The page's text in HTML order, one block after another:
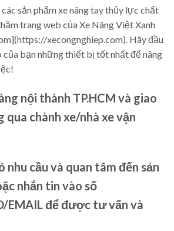
sản phẩm xe nâng tay thủy lực chất
trang web của Xe Nâng Việt Xanh
xecongnghiep.com). Hãy đầu
của bạn những thiết bị tốt nhất để nâng
nội thành TP.HCM và giao
chành xe/nhà xe vận
nhu cầu và quan tâm đến sản
nhắn tin vào số
EMAIL để được tư vấn và